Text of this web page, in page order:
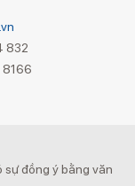
832
sự đồng ý bằng văn